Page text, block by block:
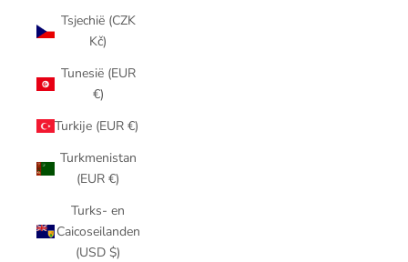
Tsjechië (CZK
Kč)
Tunesië (EUR
€)
Turkije (EUR €)
Turkmenistan
(EUR €)
Turks- en
Caicoseilanden
(USD $)